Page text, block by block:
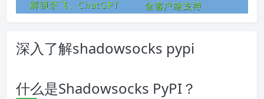
深入了解shadowsocks pypi
什么是Shadowsocks PyPI？